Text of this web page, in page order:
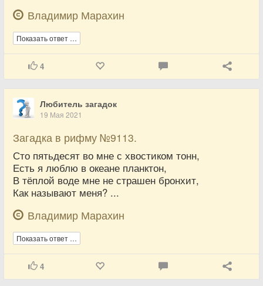
Владимир Марахин
Показать ответ …
4
Любитель загадок
19 Мая 2021
Загадка в рифму №9113.
Сто пятьдесят во мне с хвостиком тонн,
Есть я люблю в океане планктон,
В тёплой воде мне не страшен бронхит,
Как называют меня? ...
Владимир Марахин
Показать ответ …
4